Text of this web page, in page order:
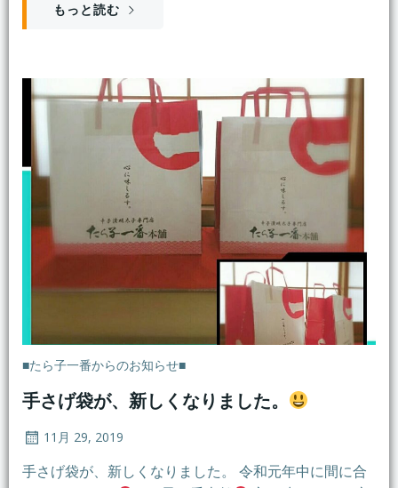
もっと読む
■たら子一番からのお知らせ■
手さげ袋が、新しくなりました。
11月 29, 2019
手さげ袋が、新しくなりました。 令和元年中に間に合